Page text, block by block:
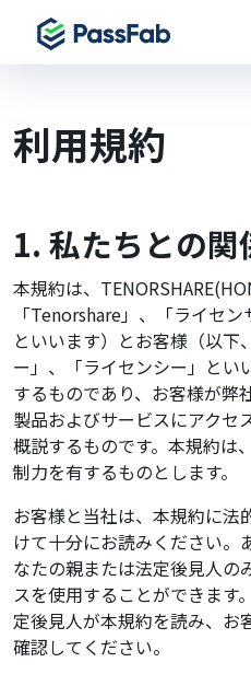
利用規約
1. 私たちとの関
本規約は、
「Tenorshare」、「ライセ
といいます）とお客様（以下
ー」、「ライセンシー」とい
するものであり、お客様が弊
製品およびサービスにアクセ
概説するものです。本規約は
制力を有するものとします。
お客様と当社は、本規約に法
けて十分にお読みください。
なたの親または法定後見人の
スを使用することができます
定後見人が本規約を読み、お
確認してください。